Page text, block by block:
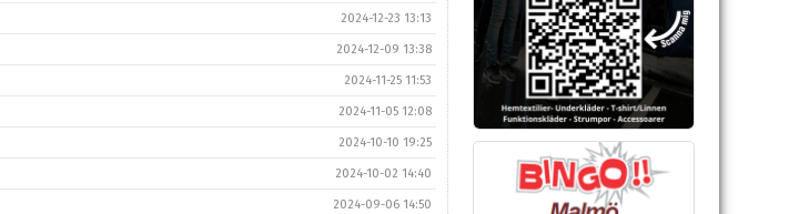
2024-12-23 13:13
2024-12-09 13:38
2024-11-25 11:53
2024-11-05 12:08
2024-10-10 19:25
2024-10-02 14:40
2024-09-06 14:50